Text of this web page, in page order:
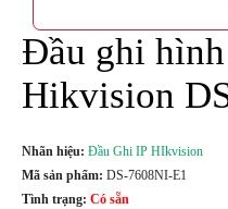
Đầu ghi
Hikvision
Nhãn hiệu: Đầu Ghi IP HIkvision
Mã sản phẩm: DS-7608NI-E1
Tình trạng: Có sẵn